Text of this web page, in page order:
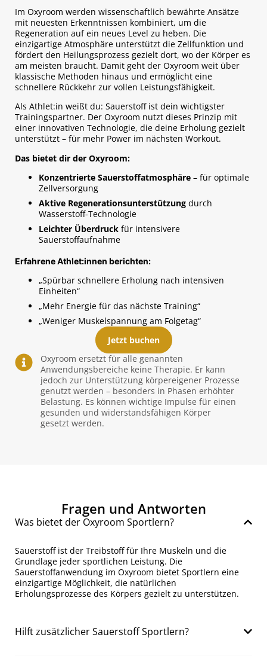
Im Oxyroom werden wissenschaftlich bewährte Ansätze
mit neuesten Erkenntnissen kombiniert, um die
Regeneration auf ein neues Level zu heben. Die
einzigartige Atmosphäre unterstützt die Zellfunktion und
fördert den Heilungsprozess gezielt dort, wo der Körper es
am meisten braucht. Damit geht der Oxyroom weit über
klassische Methoden hinaus und ermöglicht eine
schnellere Rückkehr zur vollen Leistungsfähigkeit.
Als Athlet:in weißt du: Sauerstoff ist dein wichtigster
Trainingspartner. Der Oxyroom nutzt dieses Prinzip mit
einer innovativen Technologie, die deine Erholung gezielt
unterstützt – für mehr Power im nächsten Workout.
Das bietet dir der Oxyroom:
Konzentrierte Sauerstoffatmosphäre – für optimale
Zellversorgung
Aktive Regenerationsunterstützung durch
Wasserstoff-Technologie
Leichter Überdruck für intensivere
Sauerstoffaufnahme
Erfahrene Athlet:innen berichten:
„Spürbar schnellere Erholung nach intensiven
Einheiten“
„Mehr Energie für das nächste Training“
„Weniger Muskelspannung am Folgetag“
Jetzt buchen
Oxyroom ersetzt für alle genannten
Anwendungsbereiche keine Therapie. Er kann
jedoch zur Unterstützung körpereigener Prozesse
genutzt werden – besonders in Phasen erhöhter
Belastung. Es können wichtige Impulse für einen
gesunden und widerstandsfähigen Körper
gesetzt werden.
Fragen und Antworten
Was bietet der Oxyroom Sportlern?
Sauerstoff ist der Treibstoff für Ihre Muskeln und die
Grundlage jeder sportlichen Leistung. Die
Sauerstoffanwendung im Oxyroom bietet Sportlern eine
einzigartige Möglichkeit, die natürlichen
Erholungsprozesse des Körpers gezielt zu unterstützen.
Hilft zusätzlicher Sauerstoff Sportlern?